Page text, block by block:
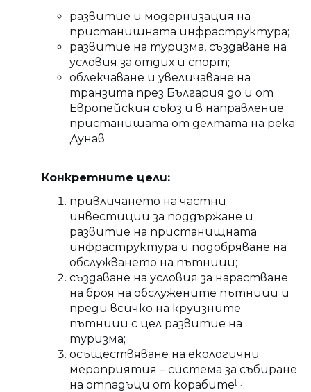
развитие и модернизация на
пристанищната инфраструктура;
развитие на туризма, създаване на
условия за отдих и спорт;
облекчаване и увеличаване на
транзита през България до и от
Европейския съюз и в направление
пристанищата от делтата на река
Дунав.
Конкретните цели:
привличането на частни
инвестиции за поддържане и
развитие на пристанищната
инфраструктура и подобряване на
обслужването на пътници;
създаване на условия за нарастване
на броя на обслужените пътници и
преди всичко на круизните
пътници с цел развитие на
туризма;
осъществяване на екологични
мероприятия – система за събиране
на отпадъци от корабите[1];